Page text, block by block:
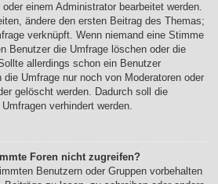
einem Administrator bearbeitet werden.
ändere den ersten Beitrag des Themas;
verknüpft. Wenn niemand eine Stimme
Benutzer die Umfrage löschen oder die
allerdings schon ein Benutzer
Umfrage nur noch von Moderatoren oder
gelöscht werden. Dadurch soll die
verhindert werden.
Foren nicht zugreifen?
Benutzern oder Gruppen vorbehalten